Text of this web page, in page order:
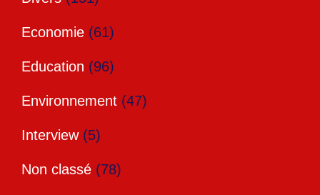
Economie (61)
Education (96)
Environnement (47)
Interview(5)
Non classé (78)